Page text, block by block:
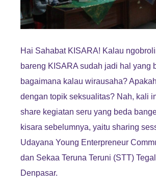
Hai Sahabat KISARA! Kalau
bareng KISARA sudah jadi hal yang
bagaimana kalau wirausaha?
dengan topik seksualitas? Nah, kali
share kegiatan seru yang beda
kisara sebelumnya, yaitu sharing
Udayana Young Enterpreneur
dan Sekaa Teruna Teruni (STT)
Denpasar.